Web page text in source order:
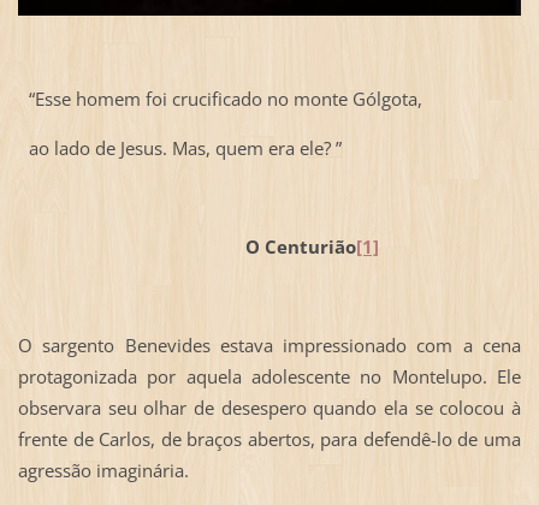
“Esse homem foi crucificado no monte Gólgota,
ao lado de Jesus. Mas, quem era ele? ”
O Centurião[1]
O sargento Benevides estava impressionado com a cena
protagonizada por aquela adolescente no Montelupo. Ele
observara seu olhar de desespero quando ela se colocou à
frente de Carlos, de braços abertos, para defendê-lo de uma
agressão imaginária.